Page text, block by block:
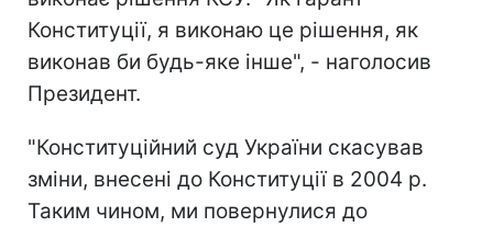
Конституції, я виконаю це рішення, як
виконав би будь-яке інше", - наголосив
Президент.
"Конституційний суд України скасував
зміни, внесені до Конституції в 2004 р.
Таким чином, ми повернулися до